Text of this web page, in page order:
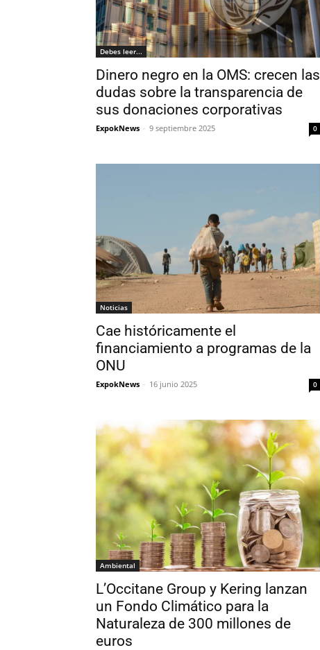
Debes leer...
Dinero negro en la OMS: crecen las
dudas sobre la transparencia de
sus donaciones corporativas
ExpokNews - 9 septiembre 2025 0
Noticias
Cae históricamente el
financiamiento a programas de la
ONU
ExpokNews - 16 junio 2025 0
Ambiental
L’Occitane Group y Kering lanzan
un Fondo Climático para la
Naturaleza de 300 millones de
euros